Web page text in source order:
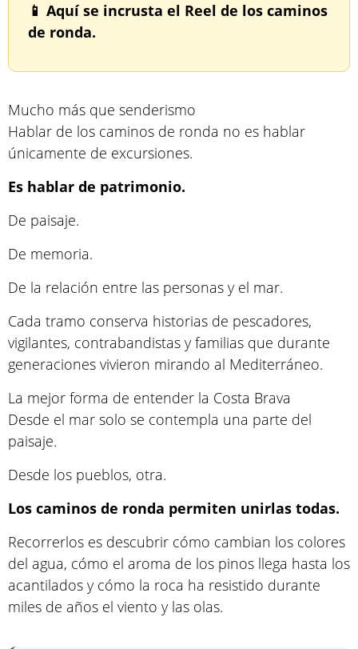
📱 Aquí se incrusta el Reel de los caminos
de ronda.
Mucho más que senderismo
Hablar de los caminos de ronda no es hablar
únicamente de excursiones.
Es hablar de patrimonio.
De paisaje.
De memoria.
De la relación entre las personas y el mar.
Cada tramo conserva historias de pescadores,
vigilantes, contrabandistas y familias que durante
generaciones vivieron mirando al Mediterráneo.
La mejor forma de entender la Costa Brava
Desde el mar solo se contempla una parte del
paisaje.
Desde los pueblos, otra.
Los caminos de ronda permiten unirlas todas.
Recorrerlos es descubrir cómo cambian los colores
del agua, cómo el aroma de los pinos llega hasta los
acantilados y cómo la roca ha resistido durante
miles de años el viento y las olas.